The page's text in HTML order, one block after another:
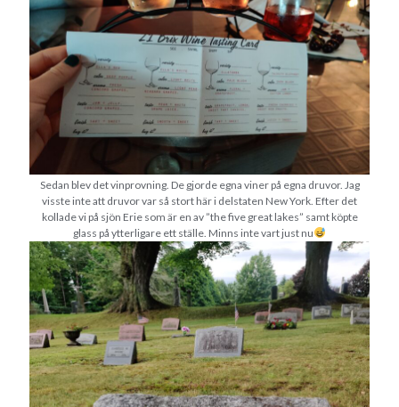
Sedan blev det vinprovning. De gjorde egna viner på egna druvor. Jag
visste inte att druvor var så stort här i delstaten New York. Efter det
kollade vi på sjön Erie som är en av ”the five great lakes” samt köpte
glass på ytterligare ett ställe. Minns inte vart just nu